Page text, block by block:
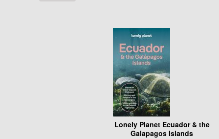
Lonely Planet Ecuador & the
Galapagos Islands